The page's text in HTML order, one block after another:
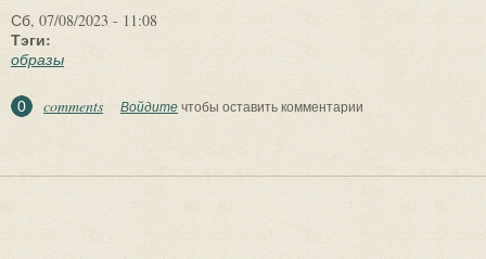
Сб, 07/08/2023 - 11:08
Тэги:
образы
0 comments Войдитечтобы оставить комментарии